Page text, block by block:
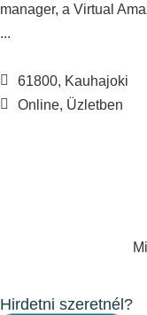
manager, a Virtual
...
61800, Kauhajoki
Online, Üzletben
Hirdetni szeretnél?